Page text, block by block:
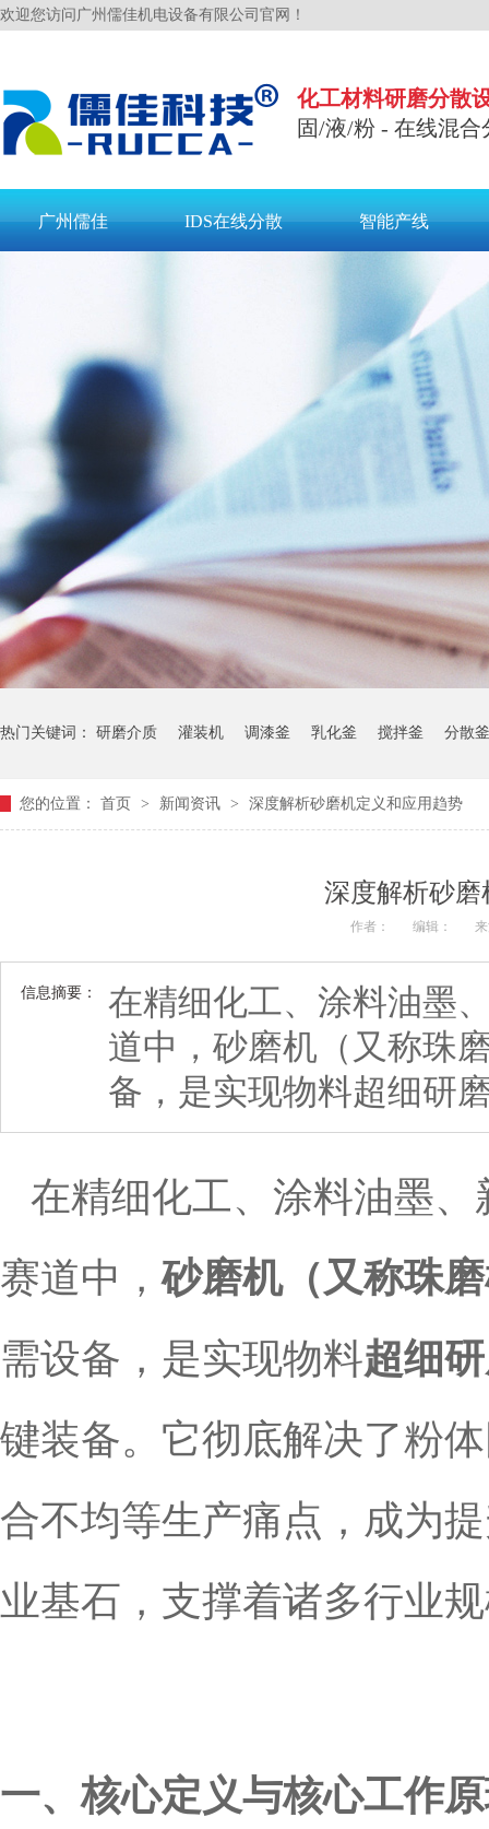
欢迎您访问广州儒佳机电设备有限公司官网！
化工材料研磨分
固/液/粉 - 在线混
广州儒佳 IDS在线分散 智能产线
热门关键词： 研磨介质 灌装机 调漆釜 乳化釜 搅拌釜 分散釜
您的位置： 首页 > 新闻资讯 > 深度解析砂磨机定义和应用趋势
深度解析砂
作者： 编辑：
信息摘要：
在精细化工、涂料油墨
道中，砂磨机（又称珠
备，是实现物料超细研
在精细化工、涂料油墨
赛道中，砂磨机（又称珠
需设备，是实现物料超细
键装备。它彻底解决了粉
合不均等生产痛点，成为
业基石，支撑着诸多行业
一、核心定义与核心工作